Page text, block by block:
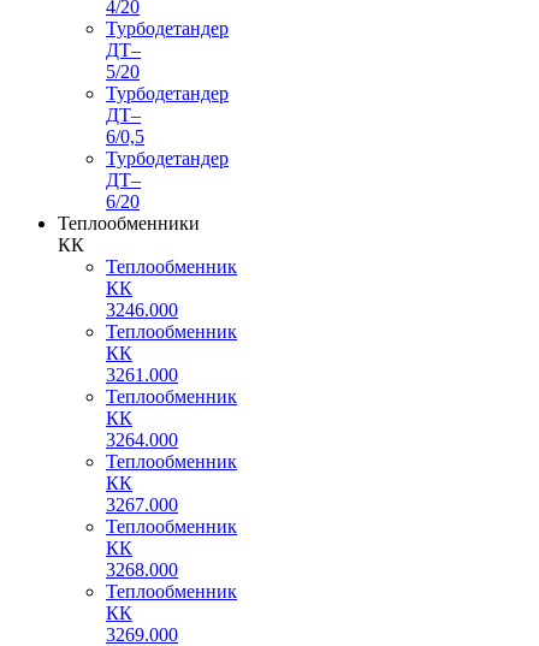
4/20
Турбодетандер
ДТ–
5/20
Турбодетандер
ДТ–
6/0,5
Турбодетандер
ДТ–
6/20
Теплообменники
КК
Теплообменник
КК
3246.000
Теплообменник
КК
3261.000
Теплообменник
КК
3264.000
Теплообменник
КК
3267.000
Теплообменник
КК
3268.000
Теплообменник
КК
3269.000